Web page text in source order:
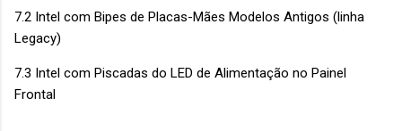
7.2 Intel com Bipes de Placas-Mães Modelos Antigos (linha
Legacy)
7.3 Intel com Piscadas do LED de Alimentação no Painel
Frontal